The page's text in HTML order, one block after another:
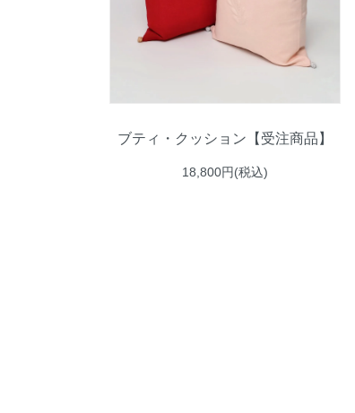
ブティ・クッション【受注商品】
18,800円(税込)